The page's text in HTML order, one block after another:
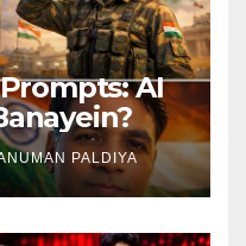
AI
PALDIYA